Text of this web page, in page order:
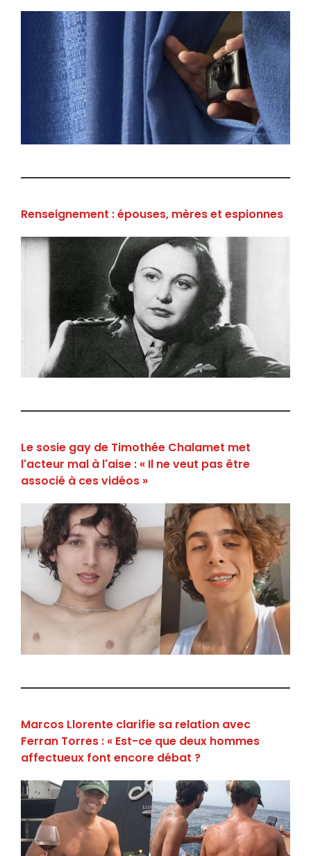
Renseignement : épouses, mères et espionnes
Le sosie gay de Timothée Chalamet met
l'acteur mal à l'aise : « Il ne veut pas être
associé à ces vidéos »
Marcos Llorente clarifie sa relation avec
Ferran Torres : « Est-ce que deux hommes
affectueux font encore débat ?